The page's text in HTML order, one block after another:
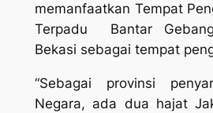
memanfaatkan Tempat
Terpadu Bantar
Bekasi sebagai tempat
“Sebagai provinsi
Negara, ada dua hajat